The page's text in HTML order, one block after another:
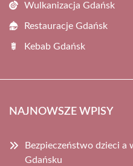
Wulkanizacja Gdańsk
Restauracje Gdańsk
Kebab Gdańsk
NAJNOWSZE WPISY
Bezpieczeństwo dzieci a
Gdańsku